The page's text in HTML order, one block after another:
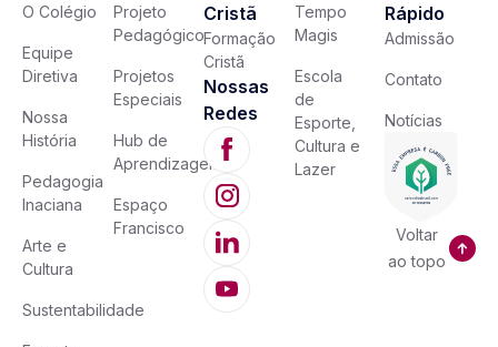
O Colégio
Equipe
Diretiva
Nossa
História
Pedagogia
Inaciana
Arte e
Cultura
Sustentabilidade
Projeto
Pedagógico
Projetos
Especiais
Hub de
Aprendizagem
Espaço
Francisco
Cristã
Formação
Cristã
Nossas
Redes
Tempo
Magis
Escola
de
Esporte,
Cultura e
Lazer
Rápido
Admissão
Contato
Notícias
Voltar
ao topo